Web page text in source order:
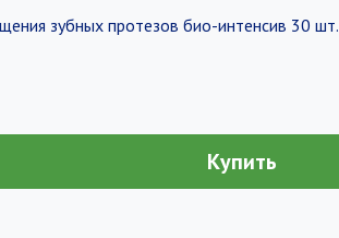
зубных протезов био-интенсив 30 шт.
Купить